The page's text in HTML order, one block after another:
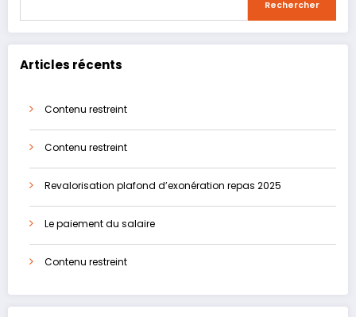
Rechercher
Articles récents
Contenu restreint
Contenu restreint
Revalorisation plafond d’exonération repas 2025
Le paiement du salaire
Contenu restreint